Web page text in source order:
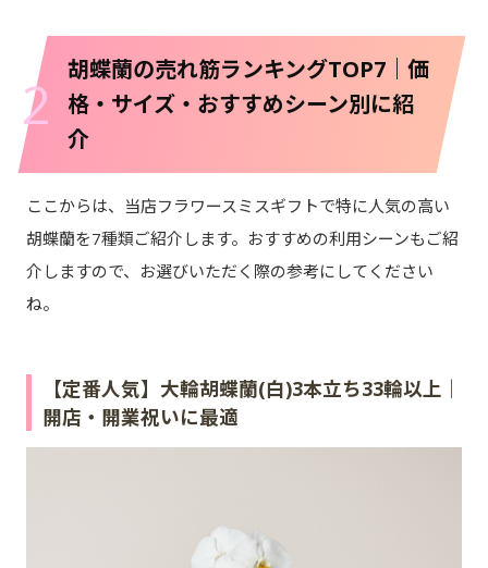
2
胡蝶蘭の売れ筋ランキングTOP7｜価
格・サイズ・おすすめシーン別に紹
介
ここからは、当店フラワースミスギフトで特に人気の高い
胡蝶蘭を7種類ご紹介します。おすすめの利用シーンもご紹
介しますので、お選びいただく際の参考にしてください
ね。
【定番人気】大輪胡蝶蘭(白)3本立ち33輪以上｜
開店・開業祝いに最適